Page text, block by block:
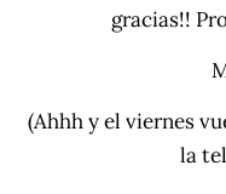
gracias!!
(Ahhh y el viernes
la